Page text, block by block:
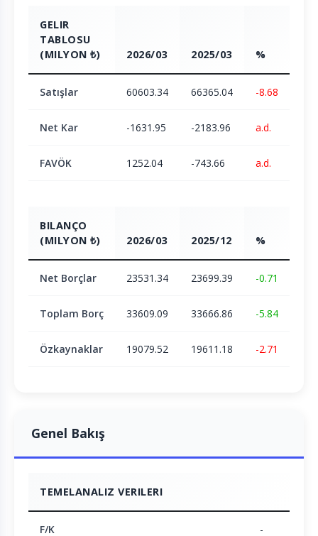
GELIR
TABLOSU
(MILYON ₺)
2026/03 2025/03 %
Satışlar 60603.34 66365.04 -8.68
Net Kar -1631.95 -2183.96 a.d.
FAVÖK 1252.04 -743.66 a.d.
BILANÇO
(MILYON ₺)
2026/03 2025/12 %
Net Borçlar 23531.34 23699.39 -0.71
Toplam Borç 33609.09 33666.86 -5.84
Özkaynaklar 19079.52 19611.18 -2.71
Genel Bakış
TEMELANALIZ VERILERI
F/K -